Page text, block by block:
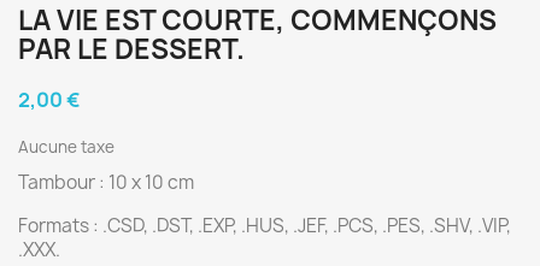
LA VIE EST COURTE, COMMENÇONS
PAR LE DESSERT.
2,00 €
Aucune taxe
Tambour : 10 x 10 cm
Formats : .CSD, .DST, .EXP, .HUS, .JEF, .PCS, .PES, .SHV, .VIP,
.XXX.